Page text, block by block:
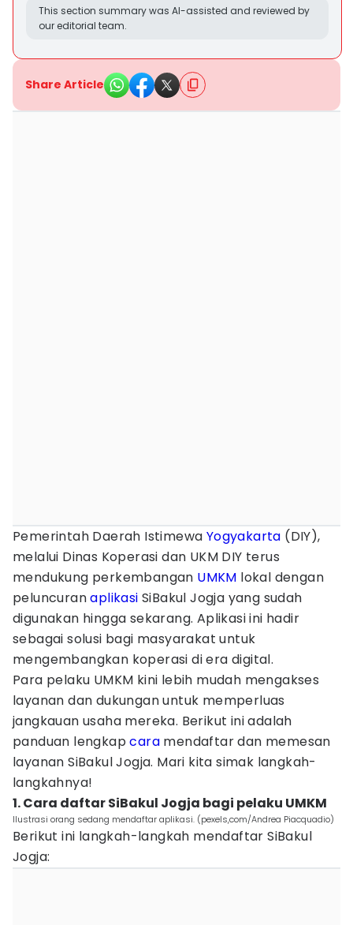
This section summary was AI-assisted and reviewed by
our editorial team.
Share Article
Pemerintah Daerah Istimewa Yogyakarta (DIY),
melalui Dinas Koperasi dan UKM DIY terus
mendukung perkembangan UMKM lokal dengan
peluncuranaplikasi SiBakul Jogja yang sudah
digunakan hingga sekarang. Aplikasi ini hadir
sebagai solusi bagi masyarakat untuk
mengembangkan koperasi di era digital.
Para pelaku UMKM kini lebih mudah mengakses
layanan dan dukungan untuk memperluas
jangkauan usaha mereka. Berikut ini adalah
panduan lengkapcara mendaftar dan memesan
layanan SiBakul Jogja. Mari kita simak langkah-
langkahnya!
1. Cara daftar SiBakul Jogja bagi pelaku UMKM
Ilustrasi orang sedang mendaftar aplikasi. (pexels,com/Andrea Piacquadio)
Berikut ini langkah-langkah mendaftar SiBakul
Jogja: